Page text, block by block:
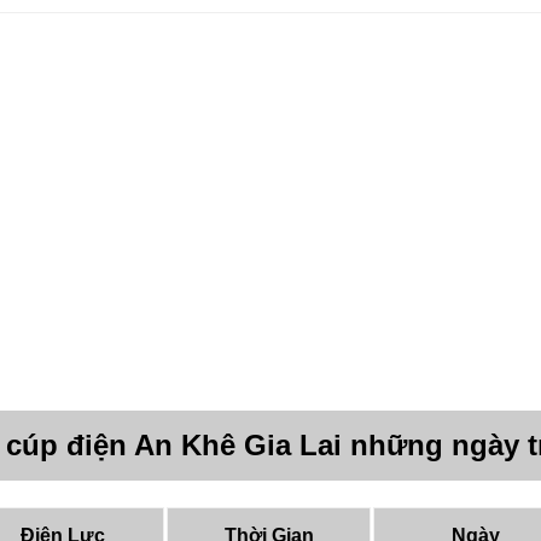
điện An Khê Gia Lai những ngày
Điện Lực Thời Gian Ngày